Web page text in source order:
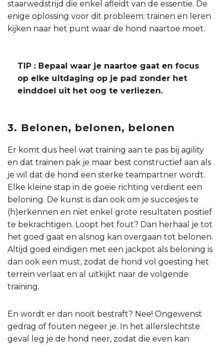
staarwedstrijd die enkel afleidt van de essentie. De
enige oplossing voor dit probleem: trainen en leren
kijken naar het punt waar de hond naartoe moet.
TIP : Bepaal waar je naartoe gaat en focus
op elke uitdaging op je pad zonder het
einddoel uit het oog te verliezen.
3. Belonen, belonen, belonen
Er komt dus heel wat training aan te pas bij agility
en dat trainen pak je maar best constructief aan als
je wil dat de hond een sterke teampartner wordt.
Elke kleine stap in de goeie richting verdient een
beloning. De kunst is dan ook om je succesjes te
(h)erkennen en niet enkel grote resultaten positief
te bekrachtigen. Loopt het fout? Dan herhaal je tot
het goed gaat en alsnog kan overgaan tot belonen.
Altijd goed eindigen met een jackpot als beloning is
dan ook een must, zodat de hond vol goesting het
terrein verlaat en al uitkijkt naar de volgende
training.
En wordt er dan nooit bestraft? Nee! Ongewenst
gedrag of fouten negeer je. In het allerslechtste
geval leg je de hond neer, zodat die even kan